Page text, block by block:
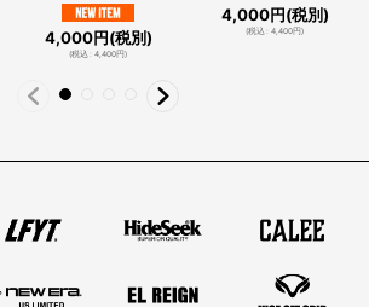
4,000円(税別)
(税込: 4,400円)
4,000円(税別)
(税込: 4,400円)